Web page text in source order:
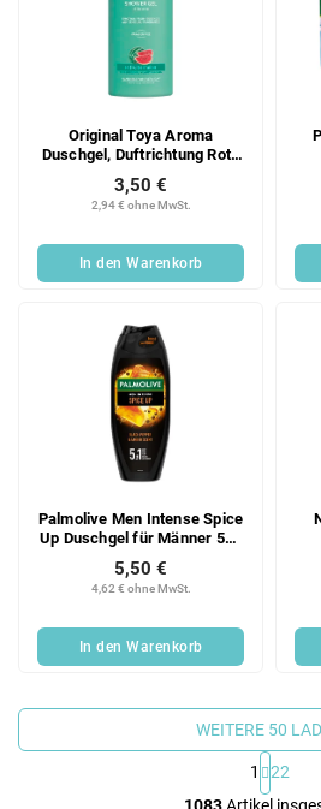
Original Toya Aroma
Duschgel, Duftrichtung Rote
2,94 € ohne MwSt.
3,50 €
In den Warenkorb
Palmolive Men Intense Spice
Up Duschgel für Männer 500
4,62 € ohne MwSt.
5,50 €
In den Warenkorb
S
WEITERE 50
1
22
1083Artikel